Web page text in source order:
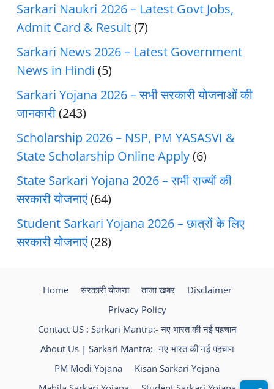
Sarkari Naukri 2026 – Latest Govt Jobs,
Admit Card & Result(7)
Sarkari News 2026 – Latest Government
News in Hindi (5)
Sarkari Yojana 2026 – सभी सरकारी योजनाओं की
जानकारी(243)
Scholarship 2026 – NSP, PM YASASVI &
State Scholarship Online Apply(6)
State Sarkari Yojana 2026 – सभी राज्यों की
सरकारी योजनाएं(64)
Student Sarkari Yojana 2026 – छात्रों के लिए
सरकारी योजनाएं(28)
Home सरकारी योजना ताजा खबर
Disclaimer
Privacy Policy
Contact US : Sarkari Mantra:- नए भारत की नई पहचान
About Us | Sarkari Mantra:- नए भारत की नई पहचान
PM Modi Yojana
Kisan Sarkari Yojana